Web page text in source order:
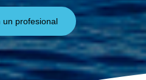
un profesional